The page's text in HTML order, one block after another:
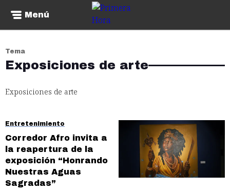
Menú
Tema
Exposiciones de arte
Exposiciones de arte
Entretenimiento
Corredor Afro invita a
la reapertura de la
exposición “Honrando
Nuestras Aguas
Sagradas”